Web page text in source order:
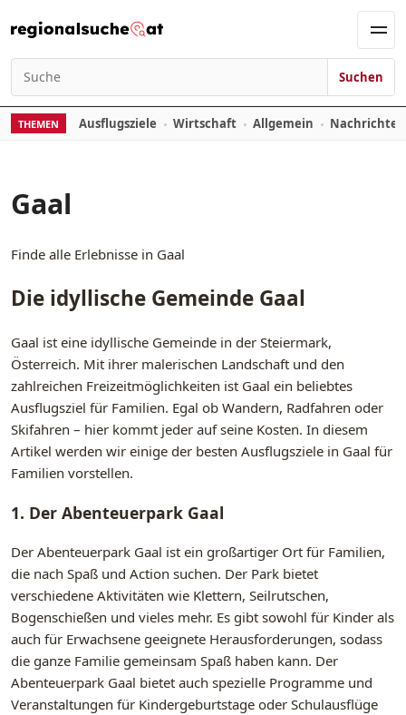
Suchen nach:
Suchen
THEMEN Ausflugsziele Wirtschaft Allgemein
Gaal
Finde alle Erlebnisse in Gaal
Die idyllische Gemeinde Gaal
Gaal ist eine idyllische Gemeinde in der Steiermark,
Österreich. Mit ihrer malerischen Landschaft und den
zahlreichen Freizeitmöglichkeiten ist Gaal ein beliebtes
Ausflugsziel für Familien. Egal ob Wandern, Radfahren oder
Skifahren – hier kommt jeder auf seine Kosten. In diesem
Artikel werden wir einige der besten Ausflugsziele in Gaal für
Familien vorstellen.
1. Der Abenteuerpark Gaal
Der Abenteuerpark Gaal ist ein großartiger Ort für Familien,
die nach Spaß und Action suchen. Der Park bietet
verschiedene Aktivitäten wie Klettern, Seilrutschen,
Bogenschießen und vieles mehr. Es gibt sowohl für Kinder als
auch für Erwachsene geeignete Herausforderungen, sodass
die ganze Familie gemeinsam Spaß haben kann. Der
Abenteuerpark Gaal bietet auch spezielle Programme und
Veranstaltungen für Kindergeburtstage oder Schulausflüge